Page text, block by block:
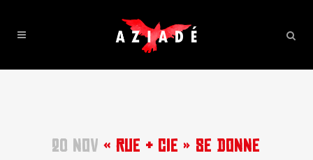
20 NOV « RUE & CIE » SE DONNE